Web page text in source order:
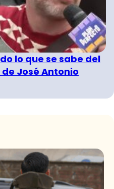
lo que se sabe del
José Antonio